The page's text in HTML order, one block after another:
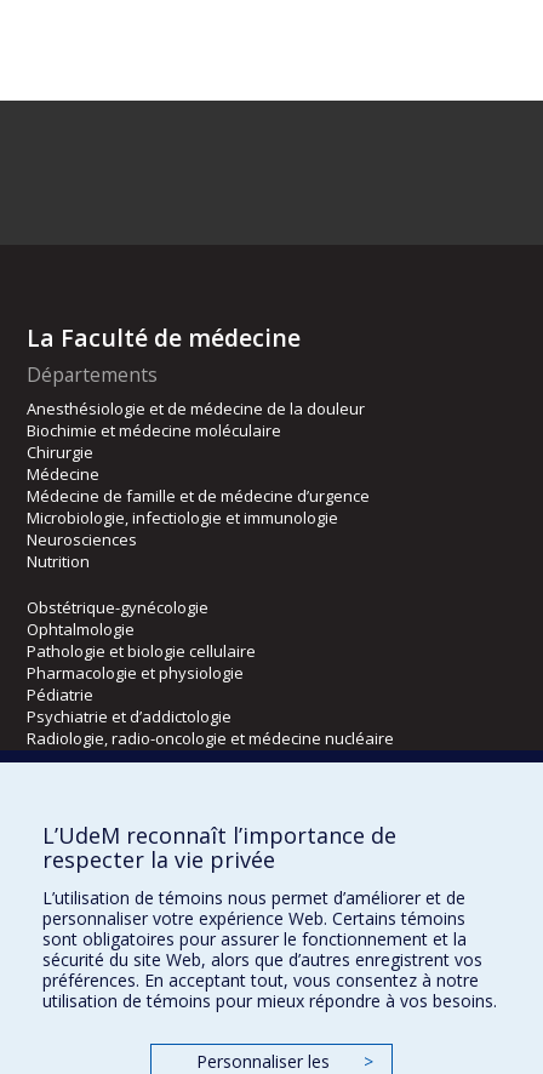
La Faculté de médecine
Départements
Anesthésiologie et de médecine de la douleur
Biochimie et médecine moléculaire
Chirurgie
Médecine
Médecine de famille et de médecine d’urgence
Microbiologie, infectiologie et immunologie
Neurosciences
Nutrition
Obstétrique-gynécologie
Ophtalmologie
Pathologie et biologie cellulaire
Pharmacologie et physiologie
Pédiatrie
Psychiatrie et d’addictologie
Radiologie, radio-oncologie et médecine nucléaire
Kinésiologie et des sciences de l’activité physique
Orthophonie et audiologie
Réadaptation
Directions
DPC
CPASS
L’UdeM reconnaît l’importance de
respecter la vie privée
L’utilisation de témoins nous permet d’améliorer et de
personnaliser votre expérience Web. Certains témoins
sont obligatoires pour assurer le fonctionnement et la
sécurité du site Web, alors que d’autres enregistrent vos
préférences. En acceptant tout, vous consentez à notre
utilisation de témoins pour mieux répondre à vos besoins.
Personnaliser les
>